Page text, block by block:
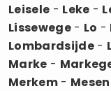
Leisele - Leke -
Lissewege- Lo -
Lombardsijde-
Marke -
Merkem- Mesen